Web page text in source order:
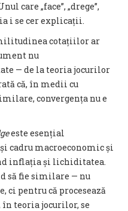
care „face”, „drege”,
i se cer explicații.
cotațiilor ar
nu
— de la teoria jocurilor
că, în medii cu
convergența nu e
este esențial
cadru macroeconomic și
inflația și lichiditatea.
să fie similare — nu
ci pentru că procesează
în teoria jocurilor, se